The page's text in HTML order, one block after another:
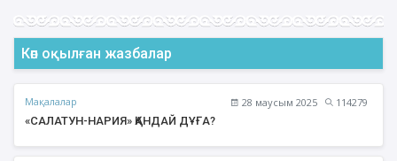
Көп оқылған жазбалар
Мақалалар 28 маусым 2025
114279
«САЛАТУН-НАРИЯ» ҚАНДАЙ ДҰҒА?